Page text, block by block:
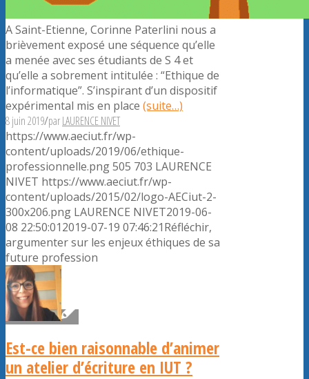
A Saint-Etienne, Corinne Paterlini nous a
brièvement exposé une séquence qu’elle
a menée avec ses étudiants de S 4 et
qu’elle a sobrement intitulée : “Ethique de
l’informatique”. S’inspirant d’un dispositif
expérimental mis en place (suite…)
8 juin 2019/parLAURENCE NIVET
https://www.aeciut.fr/wp-
content/uploads/2019/06/ethique-
professionnelle.png505 703 LAURENCE
NIVET https://www.aeciut.fr/wp-
content/uploads/2015/02/logo-AECiut-2-
300x206.png LAURENCE NIVET2019-06-
08 22:50:012019-07-19 07:46:21Réfléchir,
argumenter sur les enjeux éthiques de sa
future profession
Est-ce bien raisonnable d’animer
un atelier d’écriture en IUT ?